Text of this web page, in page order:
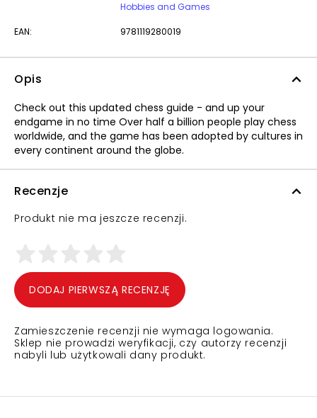
Hobbies and Games
EAN: 9781119280019
Opis
Check out this updated chess guide - and up your
endgame in no time Over half a billion people play chess
worldwide, and the game has been adopted by cultures in
every continent around the globe.
Recenzje
Produkt nie ma jeszcze recenzji.
DODAJ PIERWSZĄ RECENZJĘ
Zamieszczenie recenzji nie wymaga logowania.
Sklep nie prowadzi weryfikacji, czy autorzy recenzji
nabyli lub użytkowali dany produkt.